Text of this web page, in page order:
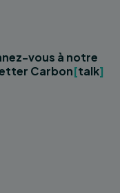
vous à notre
Carbon[talk]